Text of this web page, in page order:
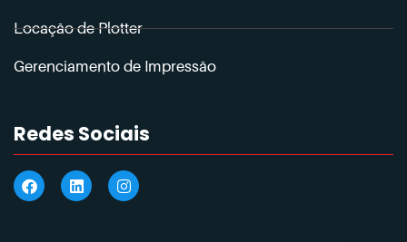
Locação de Plotter
Gerenciamento de Impressão
Redes Sociais